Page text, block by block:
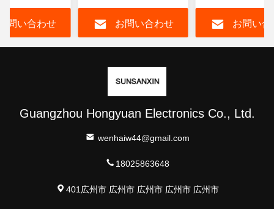
ンドロイド
問い合わせ
マートテレビ 98 100
105 110 インチ
お問い合わせ
OEM ODM
お問い合
Guangzhou Hongyuan Electronics Co., Ltd.
wenhaiw44@gmail.com
18025863648
401広州市 広州市 広州市 広州市 広州市